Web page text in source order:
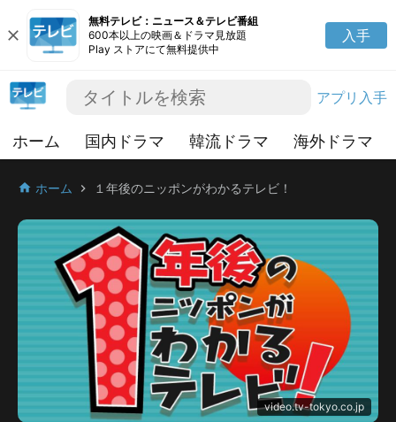
close
無料テレビ：ニュース＆テレビ番組
600本以上の映画＆ドラマ見放題
Play ストアにて無料提供中
入手
アプリ入手
ホーム 国内ドラマ 韓流ドラマ 海外ドラマ
home ホーム chevron_right １年後のニッポンがわかるテレビ！
video.tv-tokyo.co.jp